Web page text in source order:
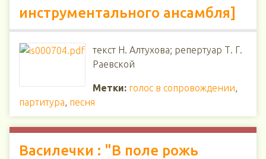
инструментального ансамбля]
текст Н. Алтухова; репертуар Т. Г.
Раевской
Метки: голос в сопровождении,
партитура, песня
Василечки : "В поле рожь